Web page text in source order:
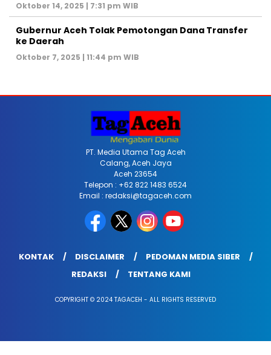
Oktober 14, 2025 | 7:31 pm WIB
Gubernur Aceh Tolak Pemotongan Dana Transfer
ke Daerah
Oktober 7, 2025 | 11:44 pm WIB
PT. Media Utama Tag Aceh
Calang, Aceh Jaya
Aceh 23654
Telepon : +62 822 1483 6524
Email : redaksi@tagaceh.com
KONTAK DISCLAIMER
PEDOMAN MEDIA SIBER
REDAKSI
TENTANG KAMI
COPYRIGHT © 2024 TAGACEH - ALL RIGHTS RESERVED